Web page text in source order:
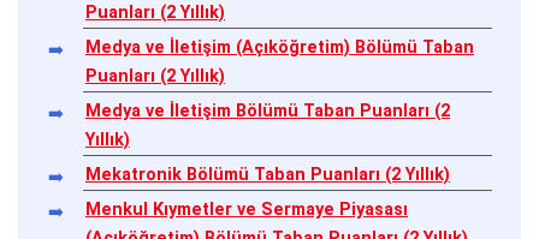
Puanları (2 Yıllık)
Medya ve İletişim (Açıköğretim) Bölümü Taban
Puanları (2 Yıllık)
Medya ve İletişim Bölümü Taban Puanları (2
Yıllık)
Mekatronik Bölümü Taban Puanları (2 Yıllık)
Menkul Kıymetler ve Sermaye Piyasası